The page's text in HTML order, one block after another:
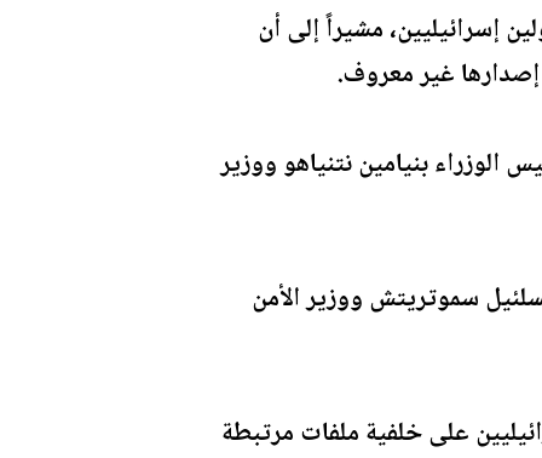
دبلوماسي أن المحكمة أصدرت مذكرات اعتقال بحق 5 مسؤولين إسرائيليين، مشيراً إلى أن
غير معروف.
المعروفة سابقاً التي صدرت في نوفمبر 2024 بحق رئيس الوزراء بنيامين نتنياهو ووزير
سموتريتش ووزير الأمن
على خلفية ملفات مرتبطة